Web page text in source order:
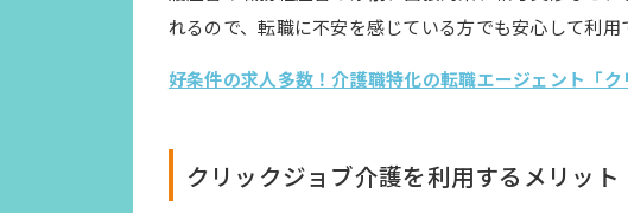
れるので、転職に不安を感じている方でも安心して利用
好条件の求人多数！介護職特化の転職エージェント「
クリックジョブ介護を利用するメリット